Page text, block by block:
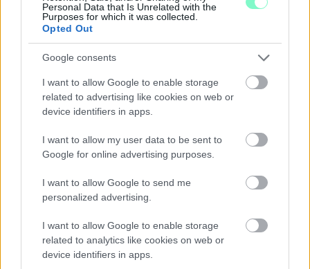
Personal Data that Is Unrelated with the
Purposes for which it was collected.
Opted Out
Google consents
I want to allow Google to enable storage
related to advertising like cookies on web or
device identifiers in apps.
I want to allow my user data to be sent to
Google for online advertising purposes.
I want to allow Google to send me
personalized advertising.
I want to allow Google to enable storage
related to analytics like cookies on web or
device identifiers in apps.
A BAROKK ÖSSZES ÁRNYALATA ÉS MÉG EGY SOR
KIVÁLÓ PROGRAM VÁR MINDENKIT EZEN A HÉTVÉGÉN
GYŐRBEN